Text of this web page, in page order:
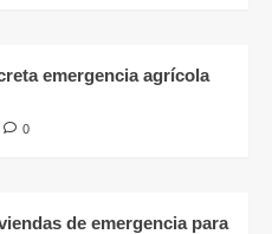
emergencia agrícola
0
de emergencia para